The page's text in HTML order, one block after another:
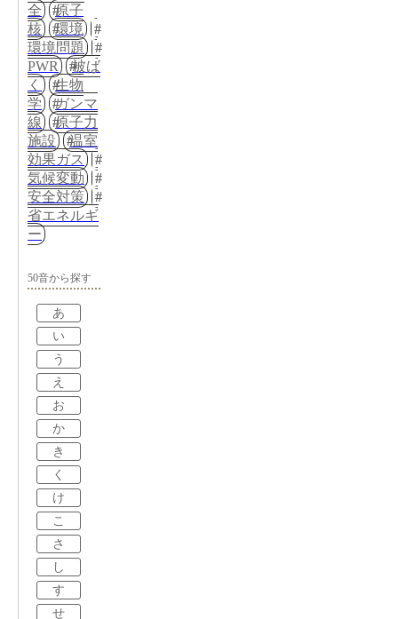
全
原子
核
環境
環境問題
PWR
被ば
く
生物
学
ガンマ
線
原子力
施設
温室
効果ガス
気候変動
安全対策
省エネルギ
ー
50音から探す
あ
い
う
え
お
か
き
く
け
こ
さ
し
す
せ